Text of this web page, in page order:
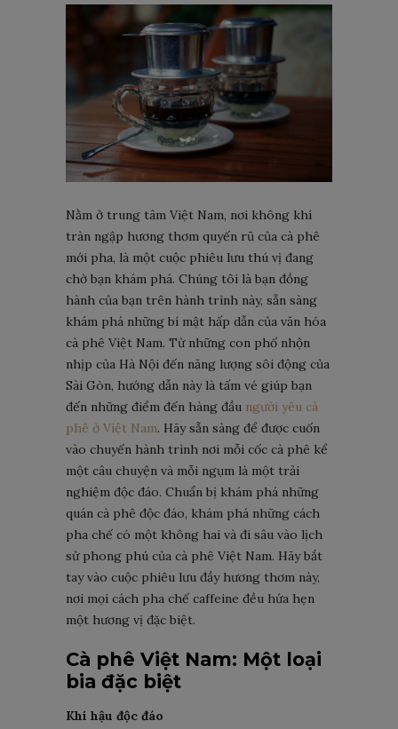
Nằm ở trung tâm Việt Nam, nơi không khí
tràn ngập hương thơm quyến rũ của cà phê
mới pha, là một cuộc phiêu lưu thú vị đang
chờ bạn khám phá. Chúng tôi là bạn đồng
hành của bạn trên hành trình này, sẵn sàng
khám phá những bí mật hấp dẫn của văn hóa
cà phê Việt Nam. Từ những con phố nhộn
nhịp của Hà Nội đến năng lượng sôi động của
Sài Gòn, hướng dẫn này là tấm vé giúp bạn
đến những điểm đến hàng đầu người yêu cà
phê ở Việt Nam. Hãy sẵn sàng để được cuốn
vào chuyến hành trình nơi mỗi cốc cà phê kể
một câu chuyện và mỗi ngụm là một trải
nghiệm độc đáo. Chuẩn bị khám phá những
quán cà phê độc đáo, khám phá những cách
pha chế có một không hai và đi sâu vào lịch
sử phong phú của cà phê Việt Nam. Hãy bắt
tay vào cuộc phiêu lưu đầy hương thơm này,
nơi mọi cách pha chế caffeine đều hứa hẹn
một hương vị đặc biệt.
Cà phê Việt Nam: Một loại
bia đặc biệt
Khí hậu độc đáo